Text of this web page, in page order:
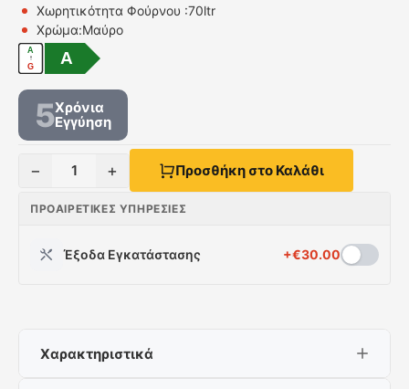
Χωρητικότητα Φούρνου :70ltr
Χρώμα:Mαύρο
A
↑
G A
5Χρόνια
Εγγύηση
− 1 + Προσθήκη στο Καλάθι
ΠΡΟΑΙΡΕΤΙΚΈΣ ΥΠΗΡΕΣΊΕΣ
Έξοδα Εγκατάστασης +€30.00
Χαρακτηριστικά